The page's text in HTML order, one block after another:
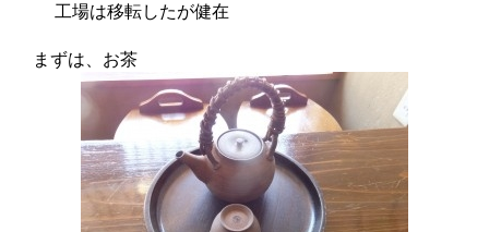
工場は移転したが健在
まずは、お茶